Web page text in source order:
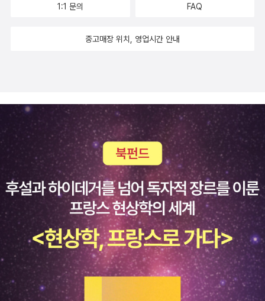
1:1 문의 FAQ
중고매장 위치, 영업시간 안내